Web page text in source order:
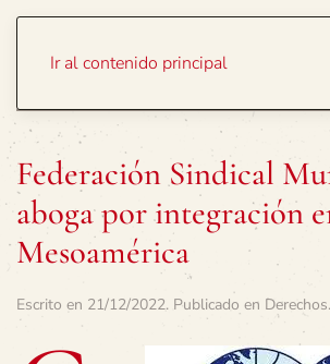
Ir al contenido principal
Federación Sindical
aboga por integración
Mesoamérica
Escrito en 21/12/2022. Publicado en Derechos.